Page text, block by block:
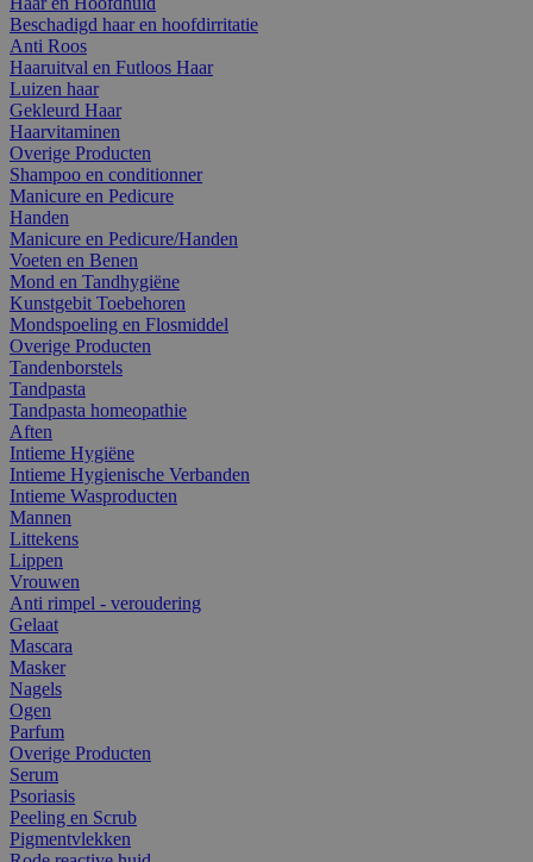
Beschadigd haar en hoofdirritatie
Anti Roos
Haaruitval en Futloos Haar
Luizen haar
Gekleurd Haar
Haarvitaminen
Overige Producten
Shampoo en conditionner
Manicure en Pedicure
Handen
Manicure en Pedicure/Handen
Voeten en Benen
Mond en Tandhygiëne
Kunstgebit Toebehoren
Mondspoeling en Flosmiddel
Overige Producten
Tandenborstels
Tandpasta
Tandpasta homeopathie
Aften
Intieme Hygiëne
Intieme Hygienische Verbanden
Intieme Wasproducten
Mannen
Littekens
Lippen
Vrouwen
Anti rimpel - veroudering
Gelaat
Mascara
Masker
Nagels
Ogen
Parfum
Overige Producten
Serum
Psoriasis
Peeling en Scrub
Pigmentvlekken